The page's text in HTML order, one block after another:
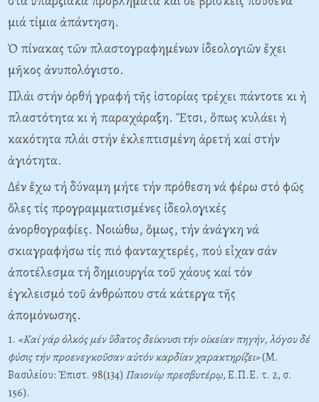
μιά τίμια ἀπάντηση.
Ὁ πίνακας τῶν πλαστογραφημένων ἰδεολογιῶν ἔχει
μῆκος ἀνυπολόγιστο.
Πλάι στήν ὀρθή γραφή τῆς ἱστορίας τρέχει πάντοτε κι ἡ
πλαστότητα κι ἡ παραχάραξη. Ἔτσι, ὅπως κυλάει ἡ
κακότητα πλάι στήν ἐκλεπτισμένη ἀρετή καί στήν
ἁγιότητα.
Δέν ἔχω τή δύναμη μήτε τήν πρόθεση νά φέρω στό φῶς
ὅλες τίς προγραμματισμένες ἰδεολογικές
ἀνορθογραφίες. Νοιώθω, ὅμως, τήν ἀνάγκη νά
σκιαγραφήσω τίς πιό φανταχτερές, πού εἶχαν σάν
ἀποτέλεσμα τή δημιουργία τοῦ χάους καί τόν
ἐγκλεισμό τοῦ ἀνθρώπου στά κάτεργα τῆς
ἀπομόνωσης.
1. «Καί γάρ ὁλκός μέν ὕδατος δείκνυσι τήν οἰκείαν πηγήν, λόγου δέ
φύσις τήν προενεγκοῦσαν αὐτόν καρδίαν χαρακτηρίζει»(Μ.
Βασιλείου: Ἐπιστ. 98(134) Παιονίῳ πρεσβυτέρῳ, Ε.Π.Ε. τ. 2, σ.
156).